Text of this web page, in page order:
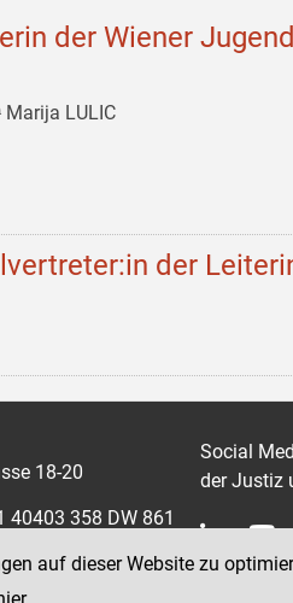
der Wiener
Marija LULIC
der
18-20
40403 358 DW 861
358 865
Social
der Justiz
auf dieser Website zu